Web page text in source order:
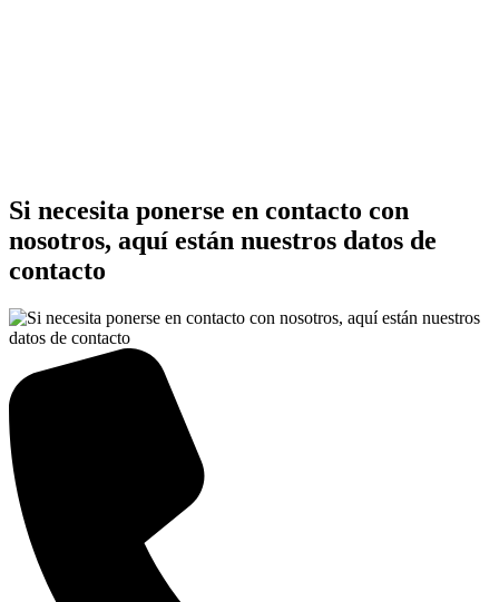
Si necesita ponerse en contacto con
nosotros, aquí están nuestros datos de
contacto